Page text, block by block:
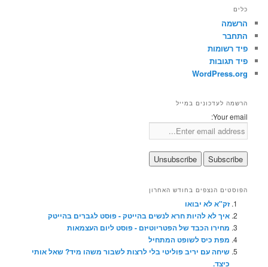
כלים
הרשמה
התחבר
פיד רשומות
פיד תגובות
WordPress.org
הרשמה לעדכונים במייל
Your email:
הפוסטים הנצפים בחודש האחרון
זק"א לא יבואו
איך לא להיות חרא לנשים בהייטק - פוסט לגברים בהייטק
מחירו הכבד של הפטריוטיזם - פוסט ליום העצמאות
מפת כיס לשופט המתחיל
שיחה עם יריב פוליטי בלי לרצות לשבור משהו מיד? שאל אותי
כיצד.